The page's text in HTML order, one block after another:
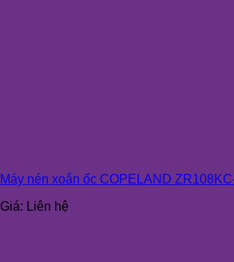
Máy nén xoắn ốc COPELAND
Giá: Liên hệ